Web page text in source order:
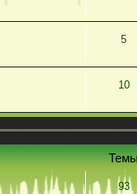
5
10
93